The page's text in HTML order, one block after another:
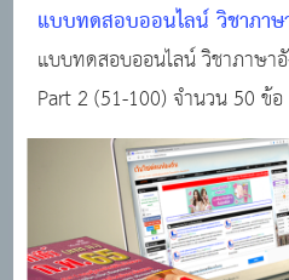
แบบทดสอบออนไลน์ วิชาภา
— Part 2 (51-100) จำนวน
แบบทดสอบออนไลน์ วิชาภาษ
Part 2 (51-100) จำนวน 50 ข้
อังกฤษสอบ ก.พ. หรือสอบท้อง
บทสนทนา (Conversation), ไ
คำศัพท์ (Vocabulary), และก